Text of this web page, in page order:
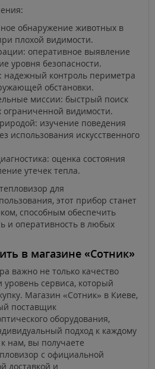
обнаружение животных в
плохой видимости.
оперативное выявление
уровня безопасности.
надежный контроль периметра
обстановки.
миссии: быстрый поиск
ограниченной видимости.
изучение поведения
использования искусственного
оценка состояния
утечек тепла.
для
этот прибор станет
способным обеспечить
и оперативность в любых
в магазине «Сотник»
важно не только качество
уровень сервиса, который
Магазин «Сотник» в Киеве,
поставщик
оборудования,
подход к каждому
нам, вы получаете
с официальной
доставкой и